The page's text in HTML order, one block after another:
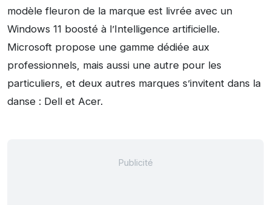
modèle fleuron de la marque est livrée avec un
Windows 11 boosté à l’Intelligence artificielle.
Microsoft propose une gamme dédiée aux
professionnels, mais aussi une autre pour les
particuliers, et deux autres marques s’invitent dans la
danse : Dell et Acer.